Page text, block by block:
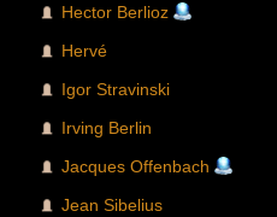
Hector Berlioz
Hervé
Igor Stravinski
Irving Berlin
Jacques Offenbach
Jean Sibelius